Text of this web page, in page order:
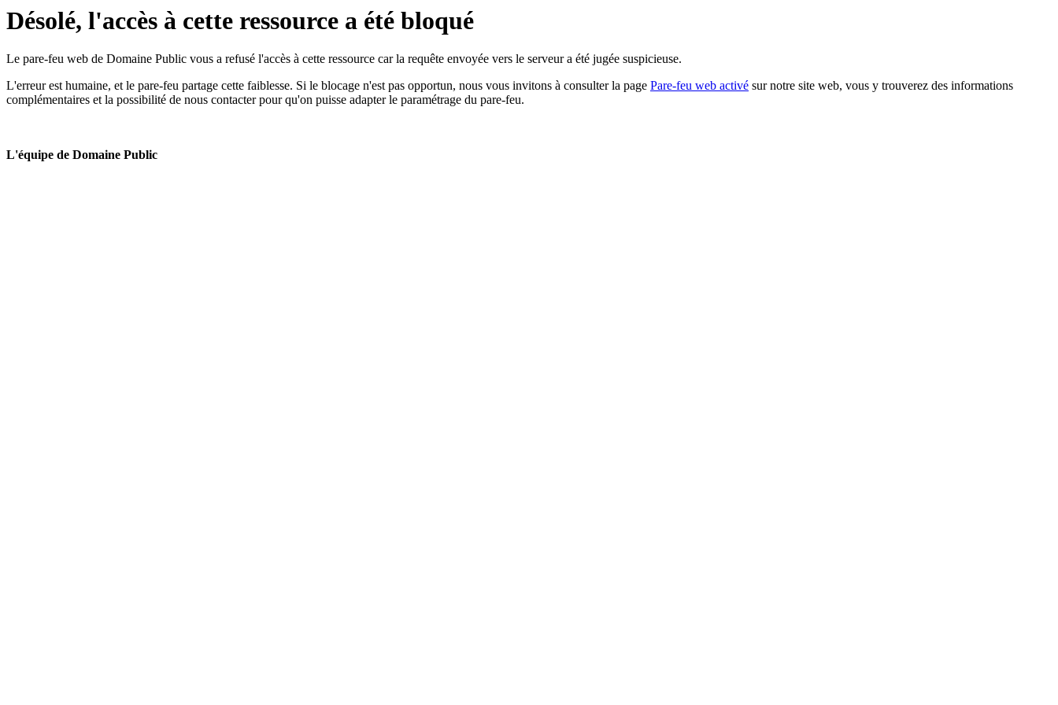
Désolé, l'accès à cette ressource a été bloqué
Le pare-feu web de Domaine Public vous a refusé l'accès à cette ressource car la requête envoyée vers le serveur a été jugée suspicieuse.
L'erreur est humaine, et le pare-feu partage cette faiblesse. Si le blocage n'est pas opportun, nous vous invitons à consulter la page Pare-feu web activé sur notre site web, vous y trouverez des informations
complémentaires et la possibilité de nous contacter pour qu'on puisse adapter le paramétrage du pare-feu.
L'équipe de Domaine Public